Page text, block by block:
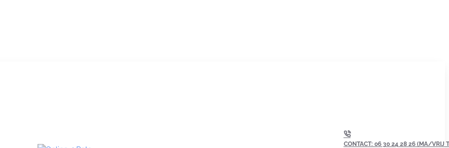
CONTACT: 06 30 24 28 26 (MA/VRIJ